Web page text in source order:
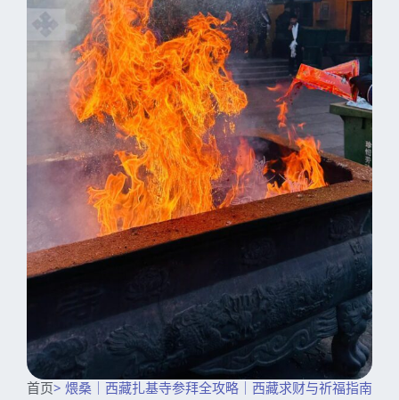
首页> 煨桑｜西藏扎基寺参拜全攻略｜西藏求财与祈福指南